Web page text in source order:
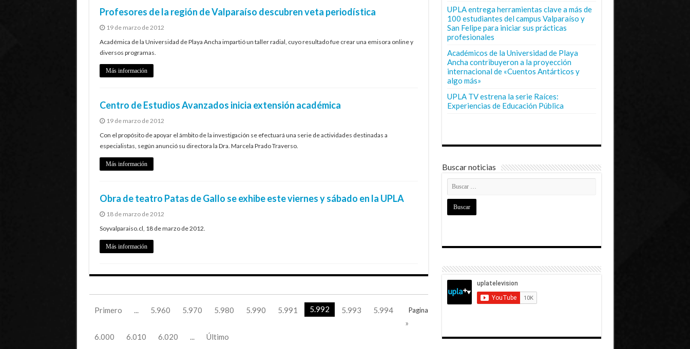
Profesores de la región de Valparaíso descubren veta periodística
19 de marzo de 2012
Académica de la Universidad de Playa Ancha impartió un taller radial, cuyo resultado fue crear una emisora online y
diversos programas.
Más información
Centro de Estudios Avanzados inicia extensión académica
19 de marzo de 2012
Con el propósito de apoyar el ámbito de la investigación se efectuará una serie de actividades destinadas a
especialistas, según anunció su directora la Dra. Marcela Prado Traverso.
Más información
Obra de teatro Patas de Gallo se exhibe este viernes y sábado en la UPLA
18 de marzo de 2012
Soyvalparaiso.cl, 18 de marzo de 2012.
Más información
Pagina
Primero 5.960 5.970 5.980 5.990 5.991 5.992 5.993
5.994
»
6.000
6.010 6.020 Último
UPLA entrega herramientas clave a más de
100 estudiantes del campus Valparaíso y
San Felipe para iniciar sus prácticas
profesionales
Académicos de la Universidad de Playa
Ancha contribuyeron a la proyección
internacional de «Cuentos Antárticos y
algo más»
UPLA TV estrena la serie Raíces:
Experiencias de Educación Pública
Buscar noticias